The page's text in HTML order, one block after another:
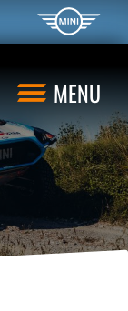
MENU